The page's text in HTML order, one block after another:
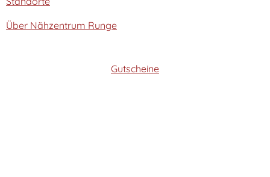
Über Nähzentrum Runge
Gutscheine